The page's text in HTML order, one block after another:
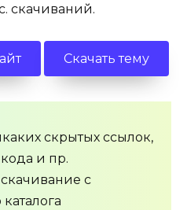
скачиваний.
Скачать тему
скрытых ссылок,
и пр.
с